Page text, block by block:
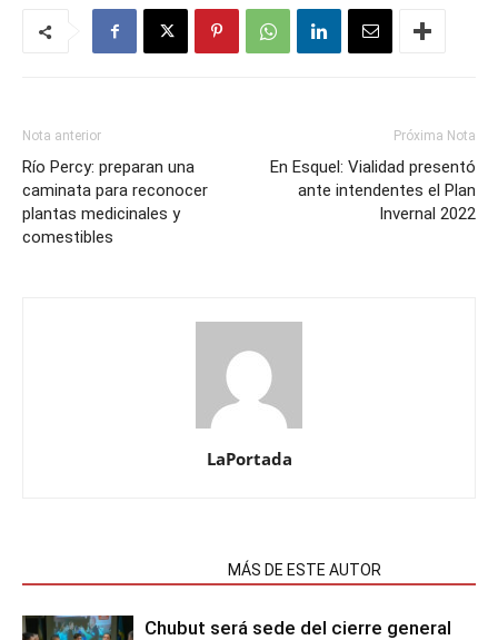
Nota anterior
Río Percy: preparan una
caminata para reconocer
plantas medicinales y
comestibles
Próxima Nota
En Esquel: Vialidad presentó
ante intendentes el Plan
Invernal 2022
LaPortada
MÁS DE ESTE AUTOR
Chubut será sede del cierre general